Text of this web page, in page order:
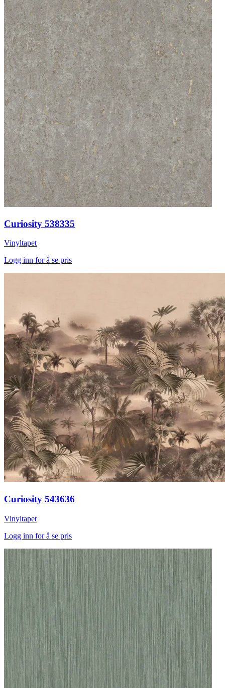
Curiosity 538335
Vinyltapet
Logg inn for å se pris
Curiosity 543636
Vinyltapet
Logg inn for å se pris